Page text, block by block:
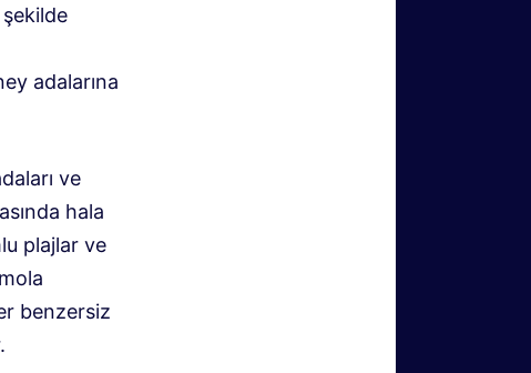
adalarına
ve
hala
plajlar ve
benzersiz